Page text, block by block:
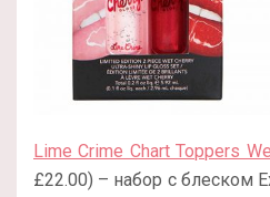
Lime Crime Chart Toppers
£22.00) – набор с блеском